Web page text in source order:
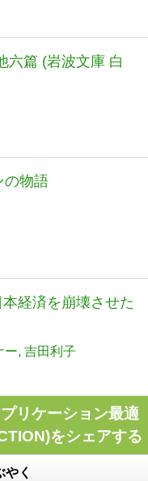
六篇 (岩波文庫 白
の物語
経済を崩壊させた
ー 吉田利子
リケーション最適
をシェアする
く